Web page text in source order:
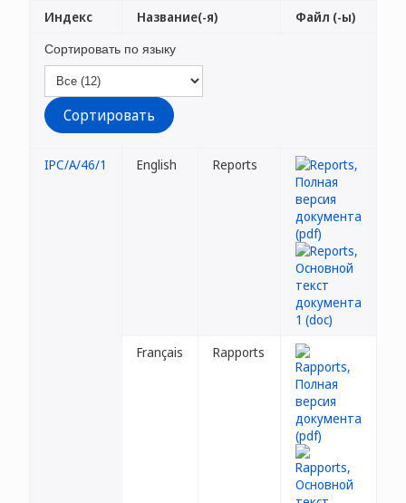
Сортировать по языку
Индекс Название(-я) Файл (-ы)
IPC/A/46/1 English Reports
Français Rapports